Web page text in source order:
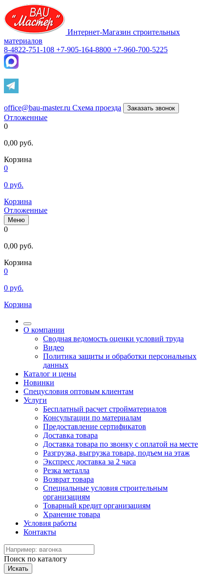
Интернет-Магазин строительных
материалов
8-4822-751-108 +7-905-164-8800 +7-960-700-5225
office@bau-master.ru Схема проезда Заказать звонок
Отложенные
0
0,00 руб.
Корзина
0
0 руб.
Корзина
Отложенные
Меню
0
0,00 руб.
Корзина
0
0 руб.
Корзина
О компании
Сводная ведомость оценки условий труда
Видео
Политика защиты и обработки персональных
данных
Каталог и цены
Новинки
Спецусловия оптовым клиентам
Услуги
Бесплатный расчет стройматериалов
Консультации по материалам
Предоставление сертификатов
Доставка товара
Доставка товара по звонку с оплатой на месте
Разгрузка, выгрузка товара, подъем на этаж
Экспресс доставка за 2 часа
Резка металла
Возврат товара
Специальные условия строительным
организациям
Товарный кредит организациям
Хранение товара
Условия работы
Контакты
Поиск по каталогу
Искать